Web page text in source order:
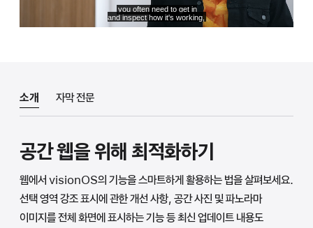
소개 자막 전문
공간 웹을 위해 최적화하기
웹에서 visionOS의 기능을 스마트하게 활용하는 법을 살펴보세요.
선택 영역 강조 표시에 관한 개선 사항, 공간 사진 및 파노라마
이미지를 전체 화면에 표시하는 기능 등 최신 업데이트 내용도